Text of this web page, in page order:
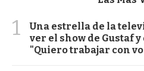
1
Una estrella de la
ver el show de Gustaf
"Quiero trabajar con